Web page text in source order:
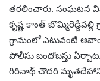
తరలించారు. సంఘటన
కృష్ణ కాంత్
గ్రామంలో ఎటువంటి
పోలీసు బందోబస్తు
గిరినాథ్ చౌదరి మృతదేహాన్ని